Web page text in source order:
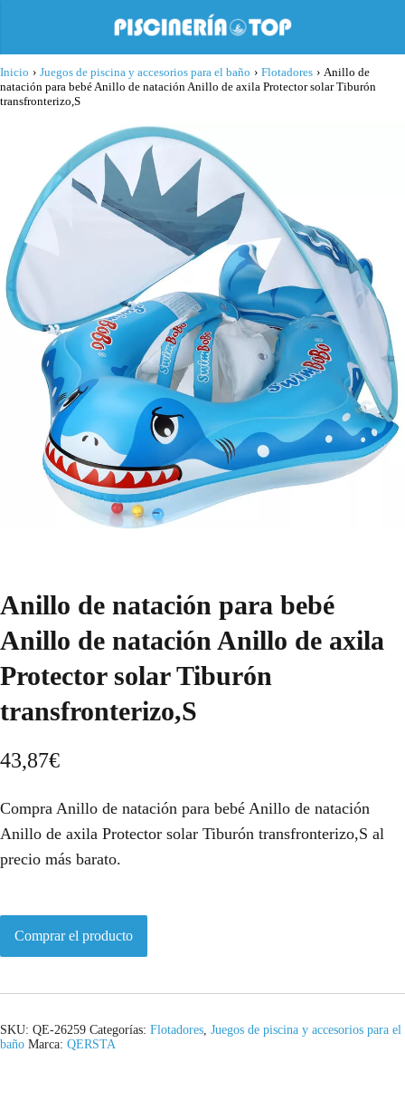
Inicio › Juegos de piscina y accesorios para el baño › Flotadores › Anillo de
natación para bebé Anillo de natación Anillo de axila Protector solar Tiburón
transfronterizo,S
Anillo de natación para bebé
Anillo de natación Anillo de axila
Protector solar Tiburón
transfronterizo,S
43,87€
Compra Anillo de natación para bebé Anillo de natación
Anillo de axila Protector solar Tiburón transfronterizo,S al
precio más barato.
Comprar el producto
SKU: QE-26259 Categorías: Flotadores, Juegos de piscina y accesorios para el
baño Marca: QERSTA